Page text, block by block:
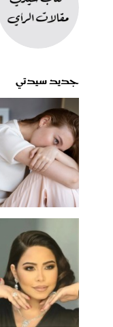
جديد سيدتي